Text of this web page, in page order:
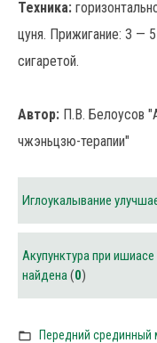
Техника:
цуня. Прижигание: 3 —
сигаретой.
Автор: П.В. Белоусов
чжэньцзю-терапии"
Иглоукалывание
Акупунктура при
найдена(0)
Передний срединный